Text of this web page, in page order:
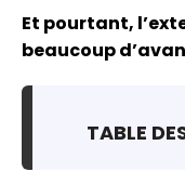
Et pourtant,
beaucoup
TABLE